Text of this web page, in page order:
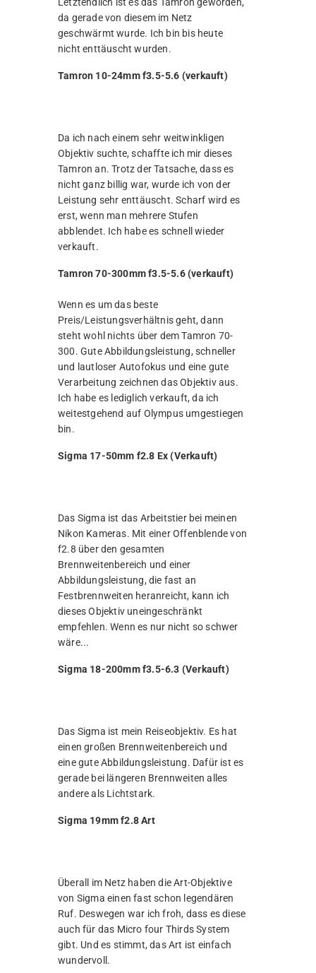
da gerade von diesem im Netz
geschwärmt wurde. Ich bin bis heute
nicht enttäuscht wurden.
Tamron 10-24mm f3.5-5.6 (verkauft)
Da ich nach einem sehr weitwinkligen
Objektiv suchte, schaffte ich mir dieses
Tamron an. Trotz der Tatsache, dass es
nicht ganz billig war, wurde ich von der
Leistung sehr enttäuscht. Scharf wird es
erst, wenn man mehrere Stufen
abblendet. Ich habe es schnell wieder
verkauft.
Tamron 70-300mm f3.5-5.6 (verkauft)
Wenn es um das beste
Preis/Leistungsverhältnis geht, dann
steht wohl nichts über dem Tamron 70-
300. Gute Abbildungsleistung, schneller
und lautloser Autofokus und eine gute
Verarbeitung zeichnen das Objektiv aus.
Ich habe es lediglich verkauft, da ich
weitestgehend auf Olympus umgestiegen
bin.
Sigma 17-50mm f2.8 Ex (Verkauft)
Das Sigma ist das Arbeitstier bei meinen
Nikon Kameras. Mit einer Offenblende von
f2.8 über den gesamten
Brennweitenbereich und einer
Abbildungsleistung, die fast an
Festbrennweiten heranreicht, kann ich
dieses Objektiv uneingeschränkt
empfehlen. Wenn es nur nicht so schwer
wäre...
Sigma 18-200mm f3.5-6.3 (Verkauft)
Das Sigma ist mein Reiseobjektiv. Es hat
einen großen Brennweitenbereich und
eine gute Abbildungsleistung. Dafür ist es
gerade bei längeren Brennweiten alles
andere als Lichtstark.
Sigma 19mm f2.8 Art
Überall im Netz haben die Art-Objektive
von Sigma einen fast schon legendären
Ruf. Deswegen war ich froh, dass es diese
auch für das Micro four Thirds System
gibt. Und es stimmt, das Art ist einfach
wundervoll.